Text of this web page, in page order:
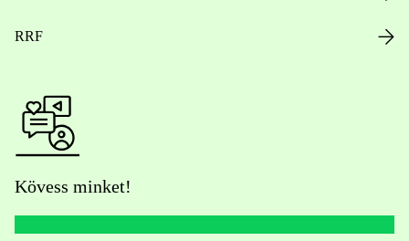
RRF
Kövess minket!